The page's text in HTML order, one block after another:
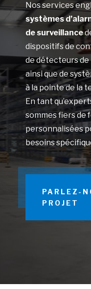
Nos services
systèmes
de surveillance
dispositifs de
de détecteurs
ainsi que de
à la pointe de la
En tant
sommes fiers de
personnalisées
besoins
PARLEZ-
PROJET